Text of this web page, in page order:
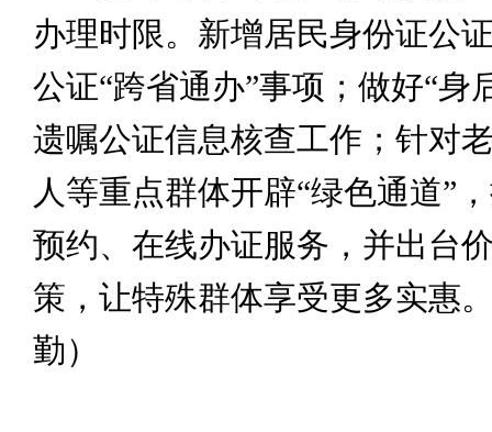
办理时限。新增居民身份证公
公证“跨省通办”事项；做好“身
遗嘱公证信息核查工作；针对
人等重点群体开辟“绿色通道”
预约、在线办证服务，并出台
策，让特殊群体享受更多实惠
勤）